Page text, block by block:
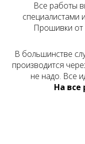
Все работы
специалистами
Прошивки от
В большинстве
производится
не надо. Все
На все